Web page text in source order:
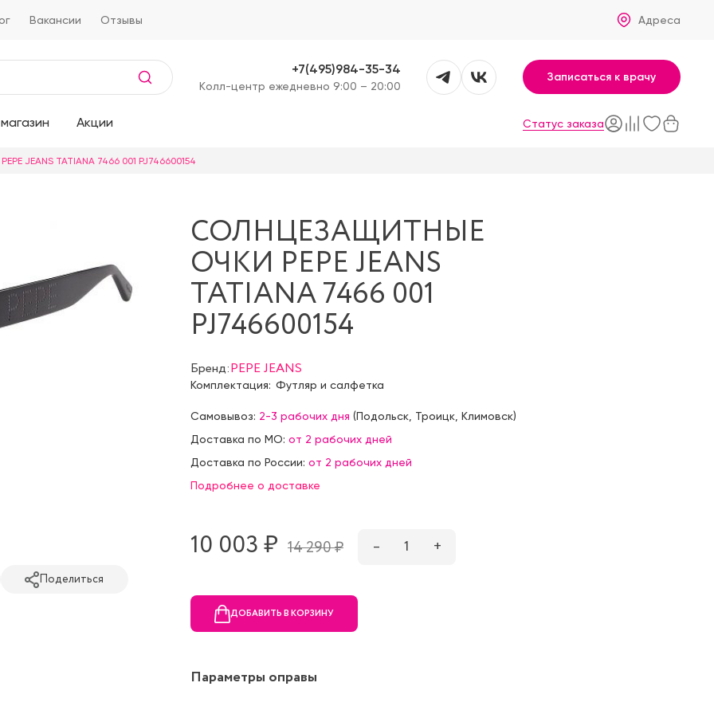
Вакансии Отзывы Адреса
+7(495)984-35-34
Kолл-центр ежедневно 9:00 – 20:00
Записаться к врачу
Акции Статус заказа
JEANS TATIANA 7466 001 PJ746600154
Поделиться
СОЛНЦЕЗАЩИТНЫЕ
ОЧКИ PEPE JEANS
TATIANA 7466 001
PJ746600154
Бренд:PEPE JEANS
Комплектация: Футляр и салфетка
Самовывоз: 2-3 рабочих дня (Подольск, Троицк, Климовск)
Доставка по МО: от 2 рабочих дней
Доставка по России: от 2 рабочих дней
Подробнее о доставке
10 003 ₷ 14 290 ₷ – 1 +
ДОБАВИТЬ В КОРЗИНУ
Параметры оправы